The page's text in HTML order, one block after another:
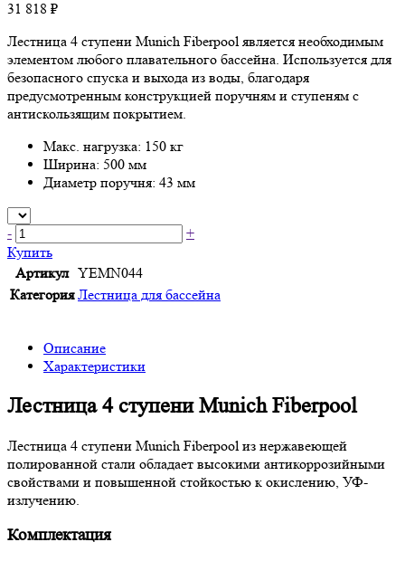
31 818 ₽
Лестница 4 ступени Munich Fiberpool является необходимым
элементом любого плавательного бассейна. Используется для
безопасного спуска и выхода из воды, благодаря
предусмотренным конструкцией поручням и ступеням с
антискользящим покрытием.
Макс. нагрузка: 150 кг
Ширина: 500 мм
Диаметр поручня: 43 мм
-
+
Купить
Артикул YEMN044
Категория Лестница для бассейна
Описание
Характеристики
Лестница 4 ступени Munich Fiberpool
Лестница 4 ступени Munich Fiberpool из нержавеющей
полированной стали обладает высокими антикоррозийными
свойствами и повышенной стойкостью к окислению, УФ-
излучению.
Комплектация